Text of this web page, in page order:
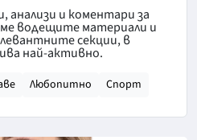
анализи и коментари за
водещите материали и
секции, в
най-активно.
Любопитно Спорт